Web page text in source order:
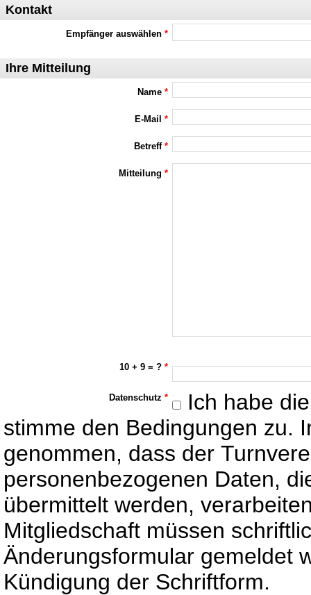
Kontakt
Empfänger auswählen *
Ihre Mitteilung
Name *
E-Mail *
Betreff *
Mitteilung *
10 + 9 = ? *
Datenschutz *
Ich habe
stimme den Bedingungen zu.
genommen, dass der
personenbezogenen Daten,
übermittelt werden,
Mitgliedschaft müssen
Änderungsformular gemeldet
Kündigung der Schriftform.